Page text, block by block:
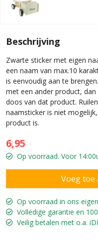
Beschrijving
Zwarte sticker met eigen
een naam van max.10
is eenvoudig aan te
met een ander product,
doos van dat product.
naamsticker is niet
product is.
6,95
Op voorraad. Voor
Op voorraad in ons
Volledige garantie en
Veilig betalen met o.a.